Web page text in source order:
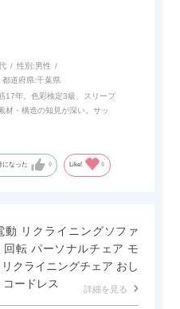
能なスライドテーブルや収納
スライド棚板がついているの
での収納家具やリビングでの
に対応しています。
となっているので開閉時のス
ペースでご利用いただけるの
性別:男性
都道府県:千葉県
17年。色彩検定3級、スリープ
材・構造の知見が深い。サッ
になった 0 Like! 0
動 リクライニングソファ
転 パーソナルチェア モ
クライニングチェア おし
ードレス
詳細を見る